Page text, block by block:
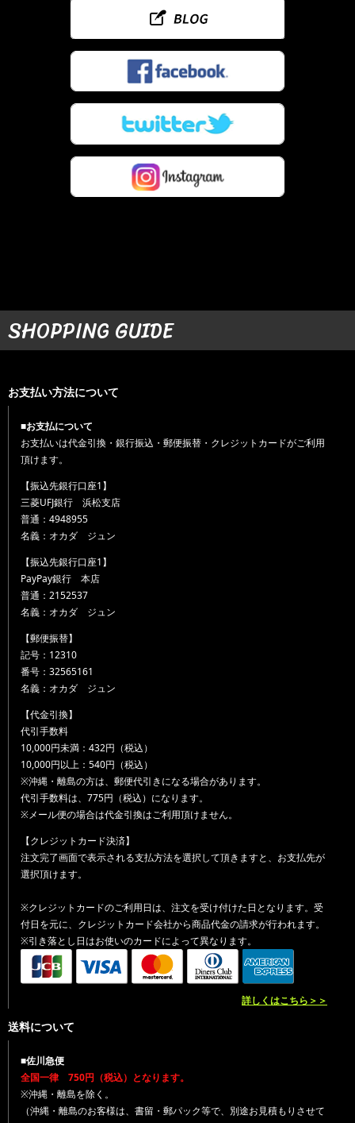
SHOPPING GUIDE
お支払い方法について
■お支払について
お支払いは代金引換・銀行振込・郵便振替・クレジットカードがご利用
頂けます。
【振込先銀行口座1】
三菱UFJ銀行 浜松支店
普通：4948955
名義：オカダ ジュン
【振込先銀行口座1】
PayPay銀行 本店
普通：2152537
名義：オカダ ジュン
【郵便振替】
記号：12310
番号：32565161
名義：オカダ ジュン
【代金引換】
代引手数料
10,000円未満：432円（税込）
10,000円以上：540円（税込）
※沖縄・離島の方は、郵便代引きになる場合があります。
代引手数料は、775円（税込）になります。
※メール便の場合は代金引換はご利用頂けません。
【クレジットカード決済】
注文完了画面で表示される支払方法を選択して頂きますと、お支払先が
選択頂けます。
※クレジットカードのご利用日は、注文を受け付けた日となります。受
付日を元に、クレジットカード会社から商品代金の請求が行われます。
※引き落とし日はお使いのカードによって異なります。
詳しくはこちら＞＞
送料について
■佐川急便
全国一律 750円（税込）となります。
※沖縄・離島を除く。
（沖縄・離島のお客様は、書留・郵パック等で、別途お見積もりさせて